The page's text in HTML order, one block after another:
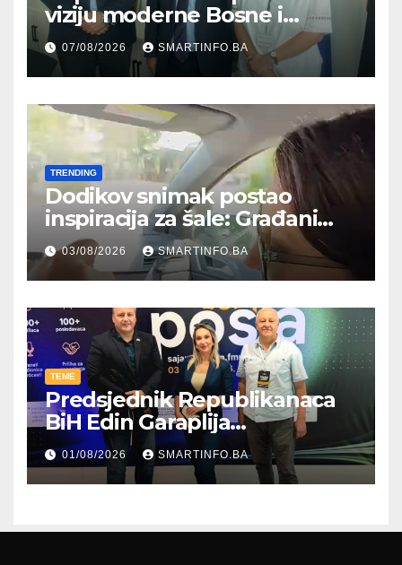
viziju moderne Bosne i
Hercegovine ambasadoru
Njemačke
07/08/2026 SMARTINFO.BA
TRENDING
Dodikov snimak postao
inspiracija za šale: Građani
kroz parodiju poslali poruku
03/08/2026 SMARTINFO.BA
TEME
Predsjednik Republikanaca
BiH Edin Garaplija
prisustvovao prezentaciji
Federalnog sajma
zapošljavanja
01/08/2026 SMARTINFO.BA